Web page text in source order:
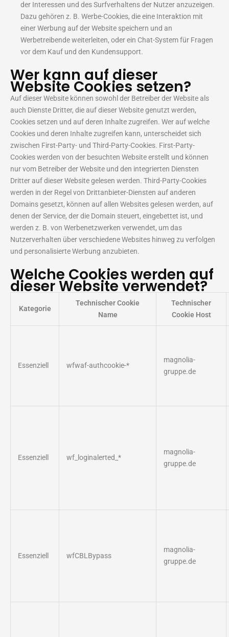
der Interessen und des Surfverhaltens der Nutzer anzuzeigen.
Dazu gehören z. B. Werbe-Cookies, die eine Interaktion mit
einer Werbung auf der Website speichern und an
Werbetreibende weiterleiten, oder ein Chat-System für Fragen
vor dem Kauf und den Kundensupport.
Wer kann auf dieser
Website Cookies setzen?
Auf dieser Website können sowohl der Betreiber der Website als
auch Dienste Dritter, die auf dieser Website genutzt werden,
Cookies setzen und auf deren Inhalte zugreifen. Wer auf welche
Cookies und deren Inhalte zugreifen kann, unterscheidet sich
zwischen First-Party- und Third-Party-Cookies. First-Party-
Cookies werden von der besuchten Website erstellt und können
nur vom Betreiber der Website und den integrierten Diensten
Dritter auf dieser Website gelesen werden. Third-Party-Cookies
werden in der Regel von Drittanbieter-Diensten auf anderen
Domains gesetzt, können auf allen Websites gelesen werden, auf
denen der Service, der die Domain steuert, eingebettet ist, und
werden z. B. von Werbenetzwerken verwendet, um das
Nutzerverhalten über verschiedene Websites hinweg zu verfolgen
und personalisierte Werbung anzubieten.
Welche Cookies werden auf
dieser Website verwendet?
Kategorie
Technischer Cookie
Name
Technischer
Cookie Host
Essenziell wfwaf-authcookie-*
magnolia-
gruppe.de
Essenziell wf_loginalerted_*
magnolia-
gruppe.de
Essenziell wfCBLBypass
magnolia-
gruppe.de